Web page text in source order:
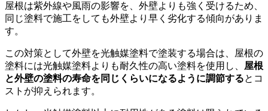
屋根は紫外線や風雨の影響を、外壁よりも強く受けるため、
同じ塗料で施工をしても外壁より早く劣化する傾向がありま
す。
この対策として外壁を光触媒塗料で塗装する場合は、屋根の
塗料には光触媒塗料よりも耐久性の高い塗料を使用し、 屋根
と外壁の塗料の寿命を同じくらいになるように調節するとコ
ストが抑えられます。